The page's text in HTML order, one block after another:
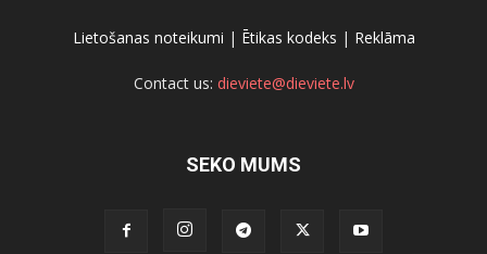
Lietošanas noteikumi | Ētikas kodeks | Reklāma
Contact us: dieviete@dieviete.lv
SEKO MUMS